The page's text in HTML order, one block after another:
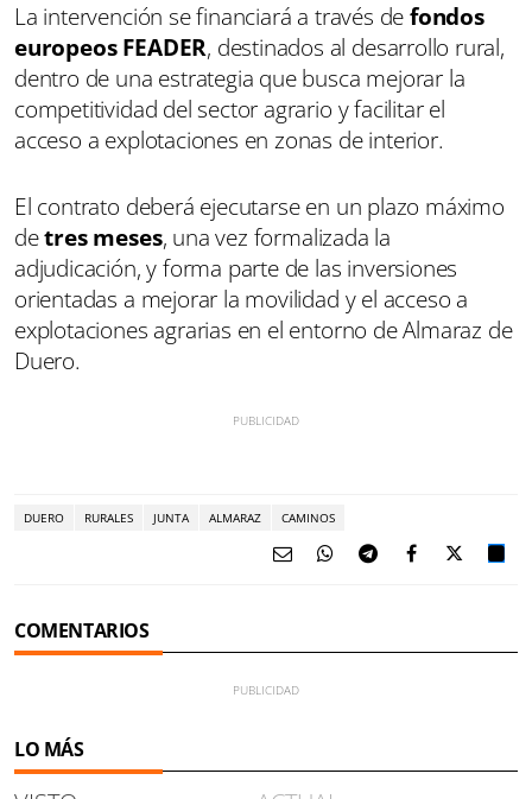
La intervención se financiará a través defondos
europeos FEADER, destinados al desarrollo rural,
dentro de una estrategia que busca mejorar la
competitividad del sector agrario y facilitar el
acceso a explotaciones en zonas de interior.
El contrato deberá ejecutarse en un plazo máximo
detres meses, una vez formalizada la
adjudicación, y forma parte de las inversiones
orientadas a mejorar la movilidad y el acceso a
explotaciones agrarias en el entorno de Almaraz de
Duero.
DUERO RURALES JUNTA ALMARAZ CAMINOS
COMENTARIOS
LO MÁS